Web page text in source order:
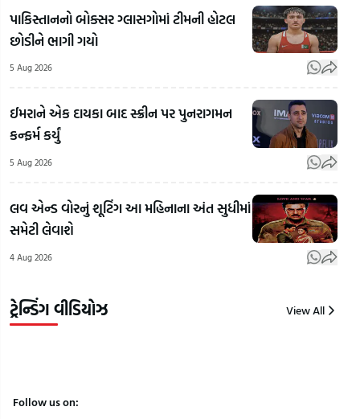
પાકિસ્તાનનો બોક્સર ગ્લાસગોમાં ટીમની હોટલ
છોડીને ભાગી ગયો
5 Aug 2026
ઈમરાને એક દાયકા બાદ સ્ક્રીન પર પુનરાગમન
કન્ફર્મ કર્યું
5 Aug 2026
લવ એન્ડ વોરનું શૂટિંગ આ મહિનાના અંત સુધીમાં
સમેટી લેવાશે
4 Aug 2026
ટ્રેન્ડિંગ વીડિયોઝ View All
કાનપુર
હાઈવે પર
કાર
અકસ્માતમાં
અહેમદના
નાના પુત્ર
મોત |
Samachar
6
મોજાની
લાગ્યું
Follow us on: